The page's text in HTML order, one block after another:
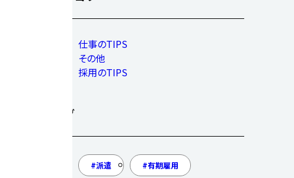
仕事のTIPS
その他
採用のTIPS
タグ
派遣 有期雇用